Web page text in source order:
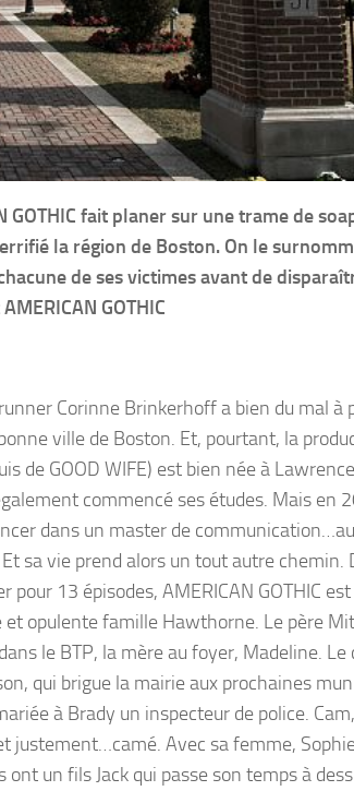
GOTHIC fait planer sur une trame de
la région de Boston. On le
de ses victimes avant de
GOTHIC
Corinne Brinkerhoff a bien du mal à
ville de Boston. Et, pourtant, la
de GOOD WIFE) est bien née à
commencé ses études. Mais en
dans un master de
sa vie prend alors un tout autre chemin.
pour 13 épisodes, AMERICAN GOTHIC
et opulente famille Hawthorne. Le père
le BTP, la mère au foyer, Madeline. Le
qui brigue la mairie aux prochaines
à Brady un inspecteur de police.
justement…camé. Avec sa femme,
ont un fils Jack qui passe son temps à